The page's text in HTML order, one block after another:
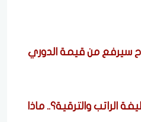
سيرفع من قيمة الدوري
الراتب والترقية؟.. ماذا